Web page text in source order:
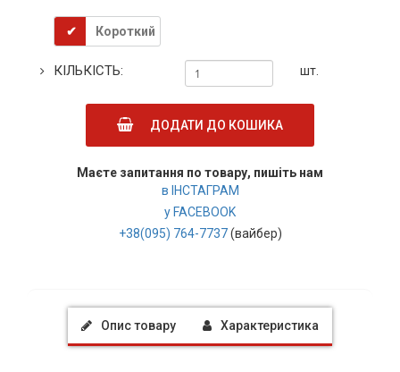
Короткий
КІЛЬКІСТЬ: шт.
ДОДАТИ ДО КОШИКА
Маєте запитання по товару, пишіть нам
в ІНСТАГРАМ
у FACEBOOK
+38(095) 764-7737(вайбер)
Опис товару Характеристика